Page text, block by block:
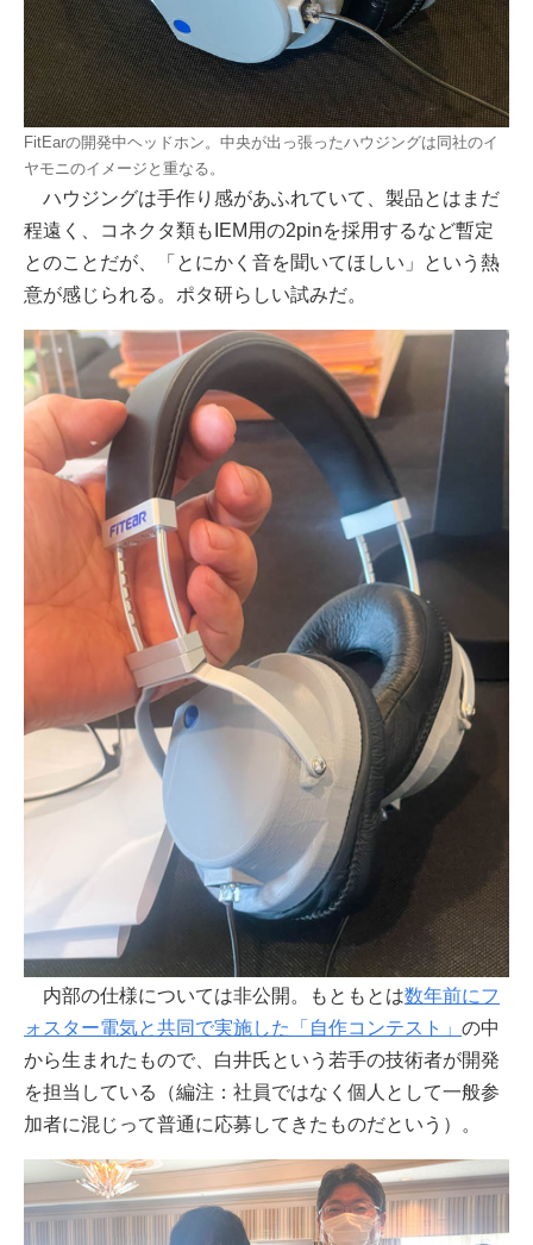
FitEarの開発中ヘッドホン。中央が出っ張ったハウジングは同社のイ
ヤモニのイメージと重なる。
ハウジングは手作り感があふれていて、製品とはまだ
程遠く、コネクタ類もIEM用の2pinを採用するなど暫定
とのことだが、「とにかく音を聞いてほしい」という熱
意が感じられる。ポタ研らしい試みだ。
内部の仕様については非公開。もともとは数年前にフ
ォスター電気と共同で実施した「自作コンテスト」 の中
から生まれたもので、白井氏という若手の技術者が開発
を担当している（編注：社員ではなく個人として一般参
加者に混じって普通に応募してきたものだという）。